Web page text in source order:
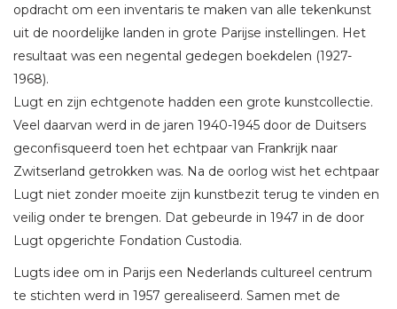
opdracht om een inventaris te maken van alle tekenkunst
uit de noordelijke landen in grote Parijse instellingen. Het
resultaat was een negental gedegen boekdelen (1927-
1968).
Lugt en zijn echtgenote hadden een grote kunstcollectie.
Veel daarvan werd in de jaren 1940-1945 door de Duitsers
geconfisqueerd toen het echtpaar van Frankrijk naar
Zwitserland getrokken was. Na de oorlog wist het echtpaar
Lugt niet zonder moeite zijn kunstbezit terug te vinden en
veilig onder te brengen. Dat gebeurde in 1947 in de door
Lugt opgerichte Fondation Custodia.
Lugts idee om in Parijs een Nederlands cultureel centrum
te stichten werd in 1957 gerealiseerd. Samen met de